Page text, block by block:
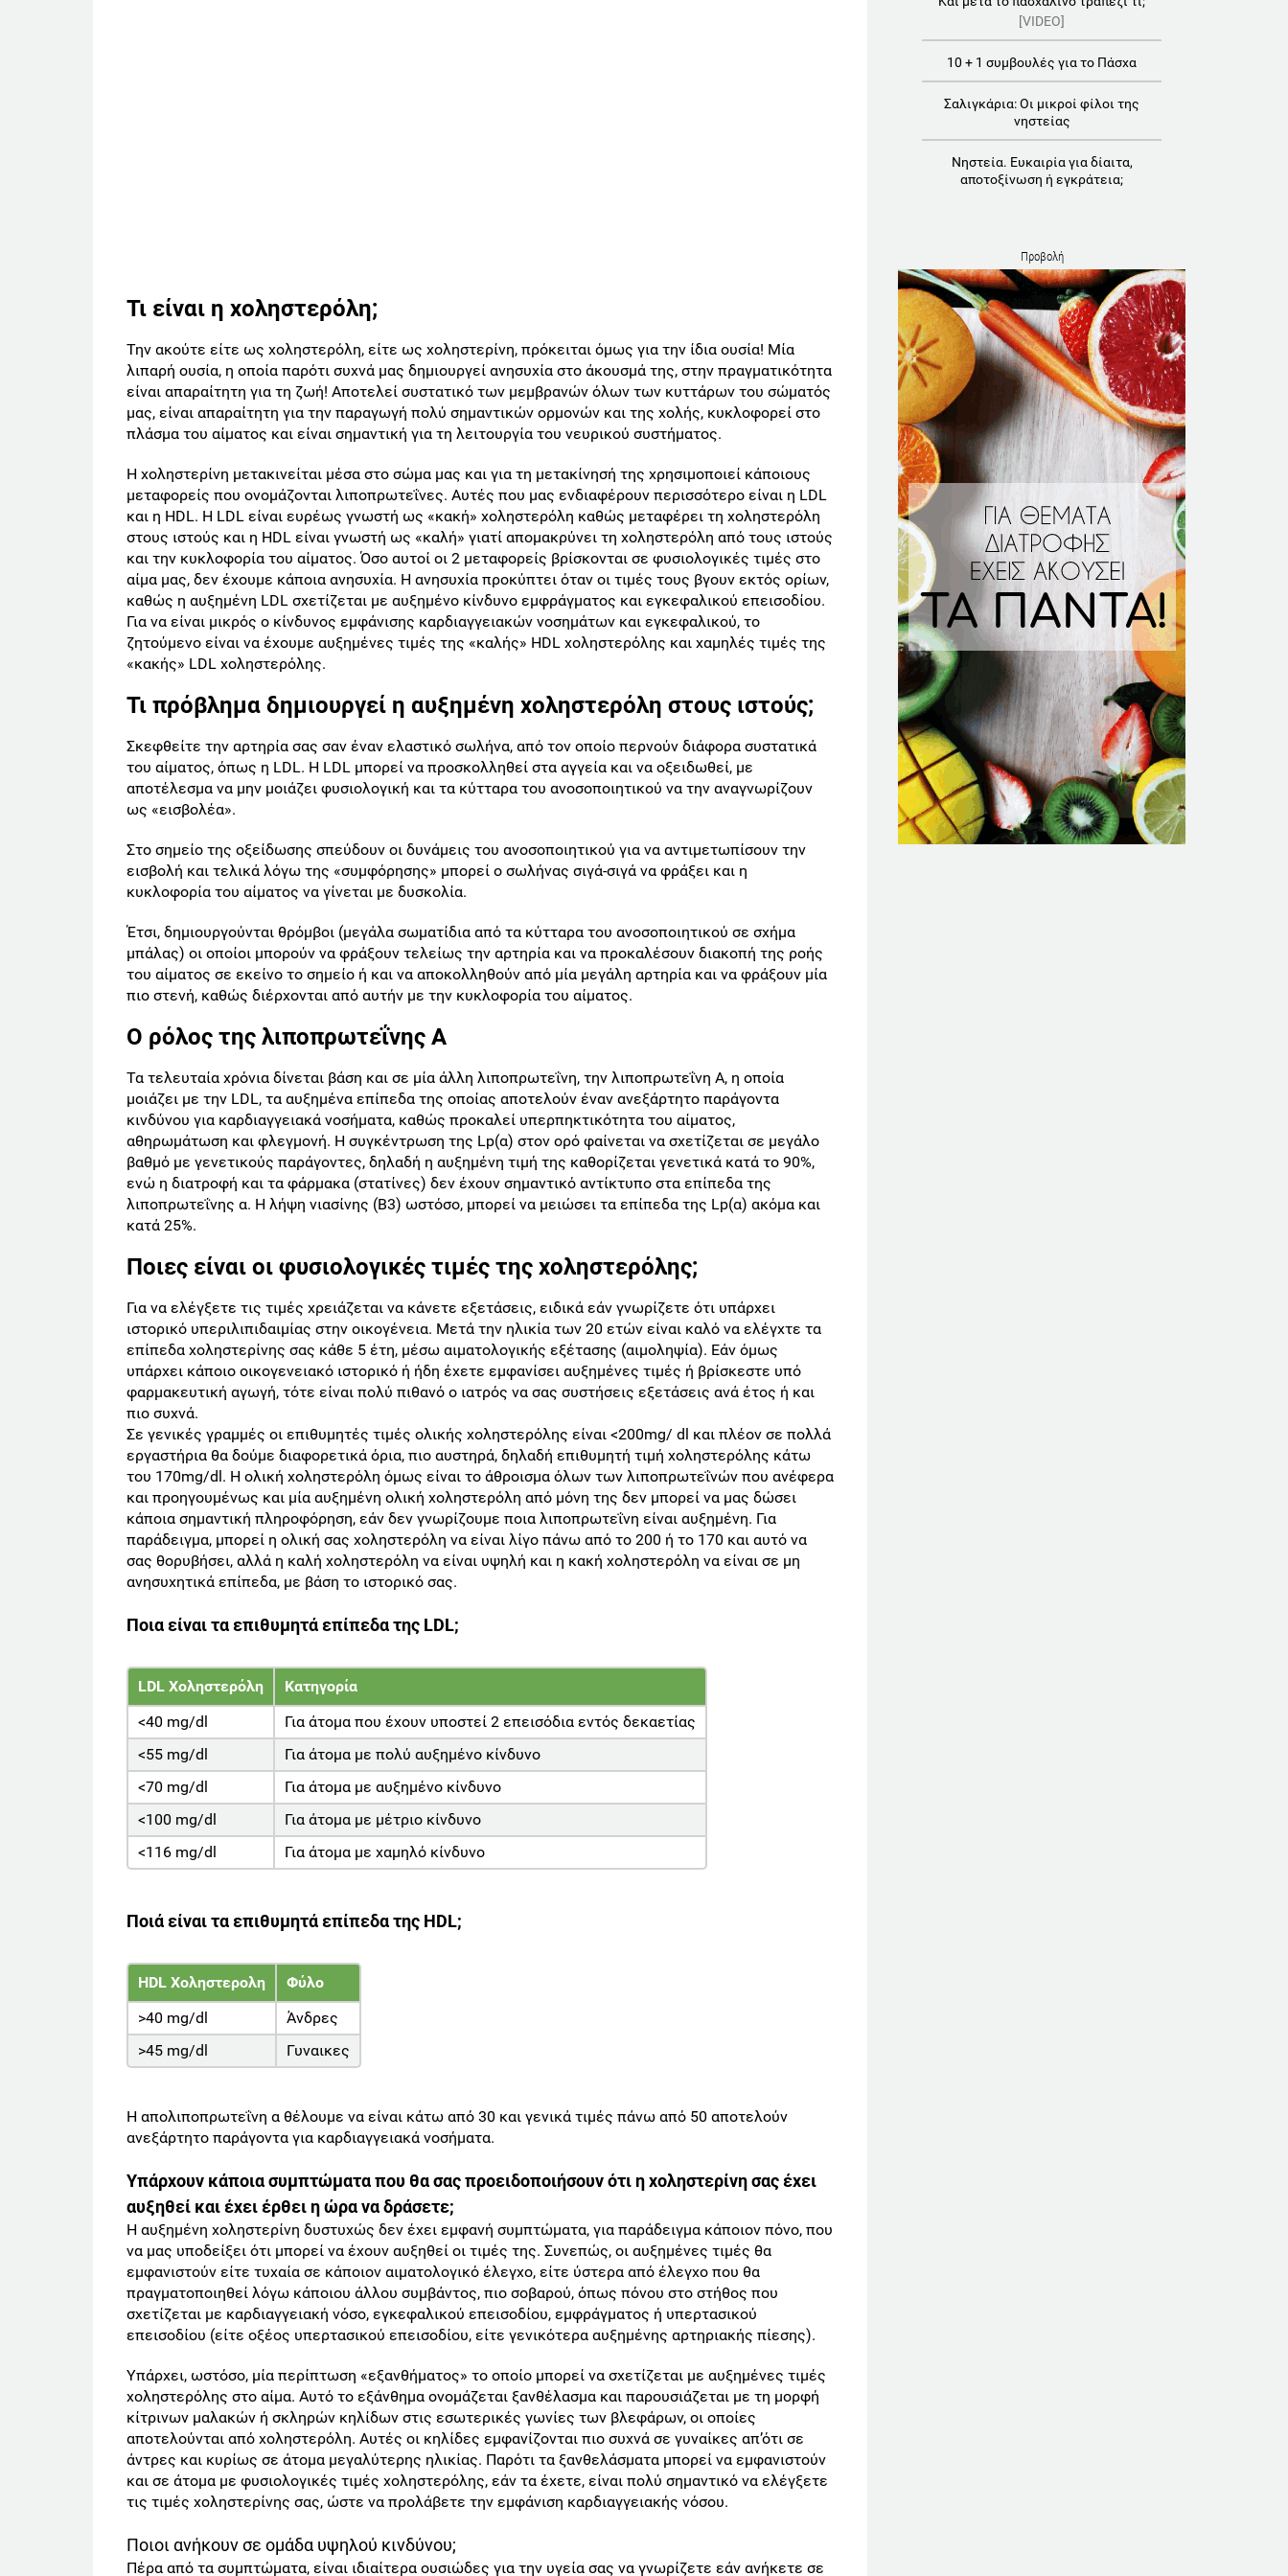
Τι είναι η χοληστερόλη;
Την ακούτε είτε ως χοληστερόλη, είτε ως χοληστερίνη, πρόκειται όμως για την ίδια ουσία! Μία
λιπαρή ουσία, η οποία παρότι συχνά μας δημιουργεί ανησυχία στο άκουσμά της, στην πραγματικότητα
είναι απαραίτητη για τη ζωή! Αποτελεί συστατικό των μεμβρανών όλων των κυττάρων του σώματός
μας, είναι απαραίτητη για την παραγωγή πολύ σημαντικών ορμονών και της χολής, κυκλοφορεί στο
πλάσμα του αίματος και είναι σημαντική για τη λειτουργία του νευρικού συστήματος.
Η χοληστερίνη μετακινείται μέσα στο σώμα μας και για τη μετακίνησή της χρησιμοποιεί κάποιους
μεταφορείς που ονομάζονται λιποπρωτεΐνες. Αυτές που μας ενδιαφέρουν περισσότερο είναι η LDL
και η HDL. Η LDL είναι ευρέως γνωστή ως «κακή» χοληστερόλη καθώς μεταφέρει τη χοληστερόλη
στους ιστούς και η HDL είναι γνωστή ως «καλή» γιατί απομακρύνει τη χοληστερόλη από τους ιστούς
και την κυκλοφορία του αίματος. Όσο αυτοί οι 2 μεταφορείς βρίσκονται σε φυσιολογικές τιμές στο
αίμα μας, δεν έχουμε κάποια ανησυχία. Η ανησυχία προκύπτει όταν οι τιμές τους βγουν εκτός ορίων,
καθώς η αυξημένη LDL σχετίζεται με αυξημένο κίνδυνο εμφράγματος και εγκεφαλικού επεισοδίου.
Για να είναι μικρός ο κίνδυνος εμφάνισης καρδιαγγειακών νοσημάτων και εγκεφαλικού, το
ζητούμενο είναι να έχουμε αυξημένες τιμές της «καλής» HDL χοληστερόλης και χαμηλές τιμές της
«κακής» LDL χοληστερόλης.
Τι πρόβλημα δημιουργεί η αυξημένη χοληστερόλη στους ιστούς;
Σκεφθείτε την αρτηρία σας σαν έναν ελαστικό σωλήνα, από τον οποίο περνούν διάφορα συστατικά
του αίματος, όπως η LDL. Η LDL μπορεί να προσκολληθεί στα αγγεία και να οξειδωθεί, με
αποτέλεσμα να μην μοιάζει φυσιολογική και τα κύτταρα του ανοσοποιητικού να την αναγνωρίζουν
ως «εισβολέα».
Στο σημείο της οξείδωσης σπεύδουν οι δυνάμεις του ανοσοποιητικού για να αντιμετωπίσουν την
εισβολή και τελικά λόγω της «συμφόρησης» μπορεί ο σωλήνας σιγά-σιγά να φράξει και η
κυκλοφορία του αίματος να γίνεται με δυσκολία.
Έτσι, δημιουργούνται θρόμβοι (μεγάλα σωματίδια από τα κύτταρα του ανοσοποιητικού σε σχήμα
μπάλας) οι οποίοι μπορούν να φράξουν τελείως την αρτηρία και να προκαλέσουν διακοπή της ροής
του αίματος σε εκείνο το σημείο ή και να αποκολληθούν από μία μεγάλη αρτηρία και να φράξουν μία
πιο στενή, καθώς διέρχονται από αυτήν με την κυκλοφορία του αίματος.
Ο ρόλος της λιποπρωτεΐνης Α
Τα τελευταία χρόνια δίνεται βάση και σε μία άλλη λιποπρωτεΐνη, την λιποπρωτεΐνη Α, η οποία
μοιάζει με την LDL, τα αυξημένα επίπεδα της οποίας αποτελούν έναν ανεξάρτητο παράγοντα
κινδύνου για καρδιαγγειακά νοσήματα, καθώς προκαλεί υπερπηκτικότητα του αίματος,
αθηρωμάτωση και φλεγμονή. Η συγκέντρωση της Lp(α) στον ορό φαίνεται να σχετίζεται σε μεγάλο
βαθμό με γενετικούς παράγοντες, δηλαδή η αυξημένη τιμή της καθορίζεται γενετικά κατά το 90%,
ενώ η διατροφή και τα φάρμακα (στατίνες) δεν έχουν σημαντικό αντίκτυπο στα επίπεδα της
λιποπρωτεΐνης α. Η λήψη νιασίνης (Β3) ωστόσο, μπορεί να μειώσει τα επίπεδα της Lp(α) ακόμα και
κατά 25%.
Ποιες είναι οι φυσιολογικές τιμές της χοληστερόλης;
Για να ελέγξετε τις τιμές χρειάζεται να κάνετε εξετάσεις, ειδικά εάν γνωρίζετε ότι υπάρχει
ιστορικό υπεριλιπιδαιμίας στην οικογένεια. Μετά την ηλικία των 20 ετών είναι καλό να ελέγχτε τα
επίπεδα χοληστερίνης σας κάθε 5 έτη, μέσω αιματολογικής εξέτασης (αιμοληψία). Εάν όμως
υπάρχει κάποιο οικογενειακό ιστορικό ή ήδη έχετε εμφανίσει αυξημένες τιμές ή βρίσκεστε υπό
φαρμακευτική αγωγή, τότε είναι πολύ πιθανό ο ιατρός να σας συστήσεις εξετάσεις ανά έτος ή και
πιο συχνά.
Σε γενικές γραμμές οι επιθυμητές τιμές ολικής χοληστερόλης είναι <200mg/ dl και πλέον σε πολλά
εργαστήρια θα δούμε διαφορετικά όρια, πιο αυστηρά, δηλαδή επιθυμητή τιμή χοληστερόλης κάτω
του 170mg/dl. Η ολική χοληστερόλη όμως είναι το άθροισμα όλων των λιποπρωτεΐνών που ανέφερα
και προηγουμένως και μία αυξημένη ολική χοληστερόλη από μόνη της δεν μπορεί να μας δώσει
κάποια σημαντική πληροφόρηση, εάν δεν γνωρίζουμε ποια λιποπρωτεΐνη είναι αυξημένη. Για
παράδειγμα, μπορεί η ολική σας χοληστερόλη να είναι λίγο πάνω από το 200 ή το 170 και αυτό να
σας θορυβήσει, αλλά η καλή χοληστερόλη να είναι υψηλή και η κακή χοληστερόλη να είναι σε μη
ανησυχητικά επίπεδα, με βάση το ιστορικό σας.
Ποια είναι τα επιθυμητά επίπεδα της LDL;
LDL Χοληστερόλη
Κατηγορία
<40 mg/dl
Για άτομα που έχουν υποστεί 2 επεισόδια εντός δεκαετίας
<55 mg/dl
Για άτομα με πολύ αυξημένο κίνδυνο
<70 mg/dl
Για άτομα με αυξημένο κίνδυνο
<100 mg/dl
Για άτομα με μέτριο κίνδυνο
<116 mg/dl
Για άτομα με χαμηλό κίνδυνο
Ποιά είναι τα επιθυμητά επίπεδα της HDL;
HDL Χοληστερολη
Φύλο
>40 mg/dl
Άνδρες
>45 mg/dl
Γυναικες
Η απολιποπρωτεΐνη α θέλουμε να είναι κάτω από 30 και γενικά τιμές πάνω από 50 αποτελούν
ανεξάρτητο παράγοντα για καρδιαγγειακά νοσήματα.
Υπάρχουν κάποια συμπτώματα που θα σας προειδοποιήσουν ότι η χοληστερίνη σας έχει
αυξηθεί και έχει έρθει η ώρα να δράσετε;
Η αυξημένη χοληστερίνη δυστυχώς δεν έχει εμφανή συμπτώματα, για παράδειγμα κάποιον πόνο, που
να μας υποδείξει ότι μπορεί να έχουν αυξηθεί οι τιμές της. Συνεπώς, οι αυξημένες τιμές θα
εμφανιστούν είτε τυχαία σε κάποιον αιματολογικό έλεγχο, είτε ύστερα από έλεγχο που θα
πραγματοποιηθεί λόγω κάποιου άλλου συμβάντος, πιο σοβαρού, όπως πόνου στο στήθος που
σχετίζεται με καρδιαγγειακή νόσο, εγκεφαλικού επεισοδίου, εμφράγματος ή υπερτασικού
επεισοδίου (είτε οξέος υπερτασικού επεισοδίου, είτε γενικότερα αυξημένης αρτηριακής πίεσης).
Υπάρχει, ωστόσο, μία περίπτωση «εξανθήματος» το οποίο μπορεί να σχετίζεται με αυξημένες τιμές
χοληστερόλης στο αίμα. Αυτό το εξάνθημα ονομάζεται ξανθέλασμα και παρουσιάζεται με τη μορφή
κίτρινων μαλακών ή σκληρών κηλίδων στις εσωτερικές γωνίες των βλεφάρων, οι οποίες
αποτελούνται από χοληστερόλη. Αυτές οι κηλίδες εμφανίζονται πιο συχνά σε γυναίκες απ’ότι σε
άντρες και κυρίως σε άτομα μεγαλύτερης ηλικίας. Παρότι τα ξανθελάσματα μπορεί να εμφανιστούν
και σε άτομα με φυσιολογικές τιμές χοληστερόλης, εάν τα έχετε, είναι πολύ σημαντικό να ελέγξετε
τις τιμές χοληστερίνης σας, ώστε να προλάβετε την εμφάνιση καρδιαγγειακής νόσου.
Ποιοι ανήκουν σε ομάδα υψηλού κινδύνου;
Πέρα από τα συμπτώματα, είναι ιδιαίτερα ουσιώδες για την υγεία σας να γνωρίζετε εάν ανήκετε σε
[VIDEO]
10 + 1 συμβουλές για το Πάσχα
Σαλιγκάρια: Οι μικροί φίλοι της
νηστείας
Νηστεία. Ευκαιρία για δίαιτα,
αποτοξίνωση ή εγκράτεια;
Προβολή